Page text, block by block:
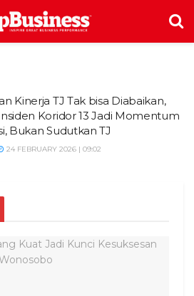
Kinerja TJ Tak bisa Diabaikan,
Koridor 13 Jadi Momentum
Bukan Sudutkan TJ
24 FEBRUARY 2026 | 09:02